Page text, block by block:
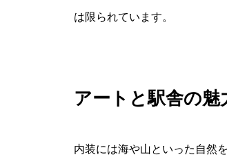
は限られています。
アートと駅舎の魅
内装には海や山といった自然